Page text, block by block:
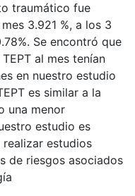
traumático fue
3.921 %, a los 3
Se encontró que
al mes tenían
en nuestro estudio
es similar a la
una menor
estudio es
estudios
de riesgos asociados